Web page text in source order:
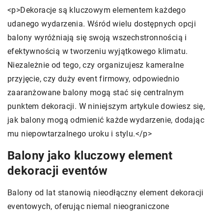
<p>Dekoracje są kluczowym elementem każdego
udanego wydarzenia. Wśród wielu dostępnych opcji
balony wyróżniają się swoją wszechstronnością i
efektywnością w tworzeniu wyjątkowego klimatu.
Niezależnie od tego, czy organizujesz kameralne
przyjęcie, czy duży event firmowy, odpowiednio
zaaranżowane balony mogą stać się centralnym
punktem dekoracji. W niniejszym artykule dowiesz się,
jak balony mogą odmienić każde wydarzenie, dodając
mu niepowtarzalnego uroku i stylu.</p>
Balony jako kluczowy element
dekoracji eventów
Balony od lat stanowią nieodłączny element dekoracji
eventowych, oferując niemal nieograniczone